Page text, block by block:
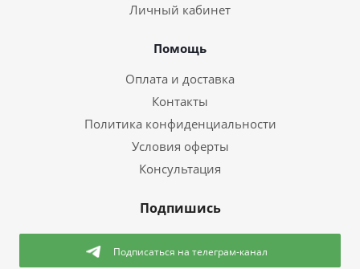
Личный кабинет
Помощь
Оплата и доставка
Контакты
Политика конфиденциальности
Условия оферты
Консультация
Подпишись
Подписаться на телеграм-канал